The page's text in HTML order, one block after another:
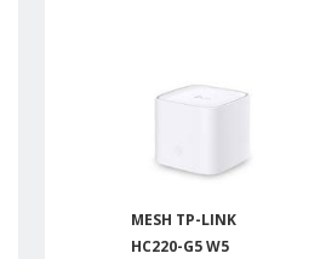
MESH TP-LINK
HC220-G5 W5